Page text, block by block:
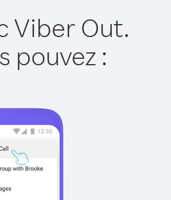
Viber Out.
pouvez :